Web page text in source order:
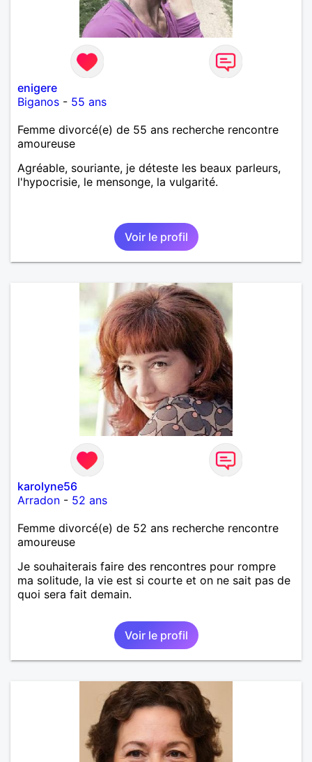
enigere
Biganos - 55 ans
Femme divorcé(e) de 55 ans recherche rencontre
amoureuse
Agréable, souriante, je déteste les beaux parleurs,
l'hypocrisie, le mensonge, la vulgarité.
Voir le profil
karolyne56
Arradon - 52 ans
Femme divorcé(e) de 52 ans recherche rencontre
amoureuse
Je souhaiterais faire des rencontres pour rompre
ma solitude, la vie est si courte et on ne sait pas de
quoi sera fait demain.
Voir le profil